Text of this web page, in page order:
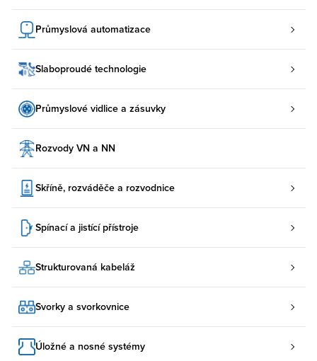
Průmyslová automatizace
Slaboproudé technologie
Průmyslové vidlice a zásuvky
Rozvody VN a NN
Skříně, rozváděče a rozvodnice
Spínací a jistící přístroje
Strukturovaná kabeláž
Svorky a svorkovnice
Úložné a nosné systémy